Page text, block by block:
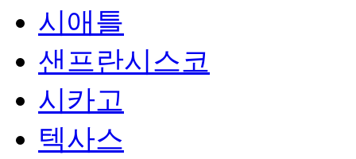
시애틀
샌프란시스코
시카고
텍사스